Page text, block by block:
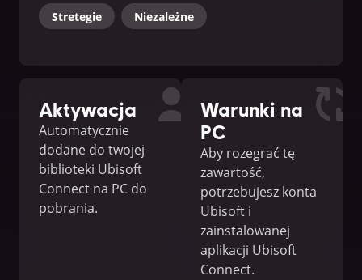
Stretegie Niezależne
Aktywacja
Automatycznie
dodane do twojej
biblioteki Ubisoft
Connect na PC do
pobrania.
Warunki na
PC
Aby rozegrać tę
zawartość,
potrzebujesz konta
Ubisoft i
zainstalowanej
aplikacji Ubisoft
Connect.